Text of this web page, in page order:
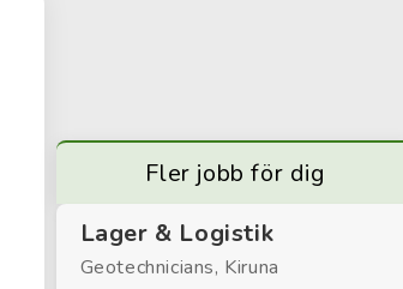
Fler jobb för dig
Lager & Logistik
Geotechnicians, Kiruna